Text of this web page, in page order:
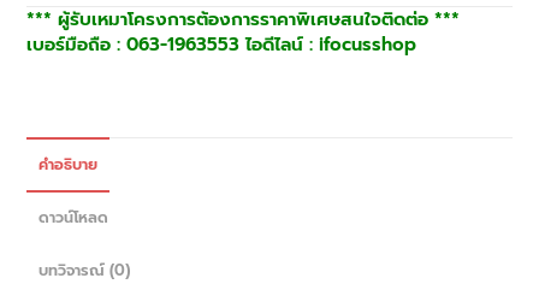
*** ผู้รับเหมาโครงการต้องการราคาพิเศษสนใจติดต่อ ***
เบอร์มือถือ : 063-1963553 ไอดีไลน์ : ifocusshop
คำอธิบาย
ดาวน์โหลด
บทวิจารณ์ (0)